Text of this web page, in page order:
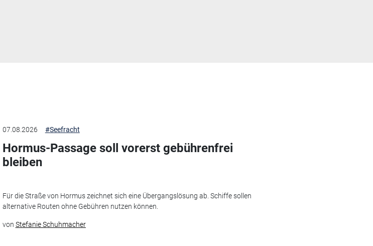
07.08.2026 #Seefracht
Hormus-Passage soll vorerst gebührenfrei
bleiben
Für die Straße von Hormus zeichnet sich eine Übergangslösung ab. Schiffe sollen
alternative Routen ohne Gebühren nutzen können.
von Stefanie Schuhmacher